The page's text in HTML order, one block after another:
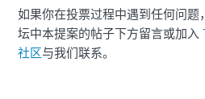
如果你在投票过程中遇到任何问
坛中本提案的帖子下方留言或加入
社区与我们联系。